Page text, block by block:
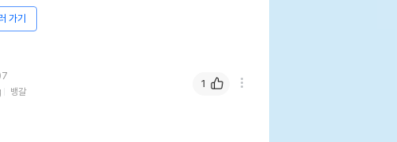
가기
뱅갈
1